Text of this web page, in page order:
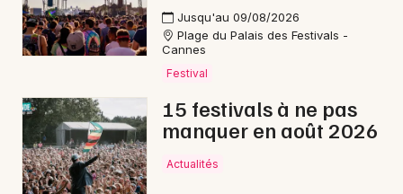
83 - Var
Choisir mes départements
Jusqu'au 09/08/2026
Plage du Palais des Festivals -
Cannes
Festival
15 festivals à ne pas
manquer en août 2026
Actualités